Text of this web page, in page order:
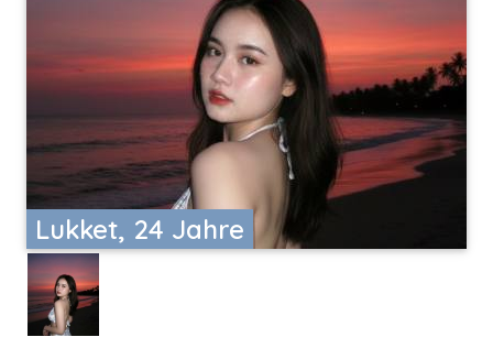
Lukket, 24 Jahre